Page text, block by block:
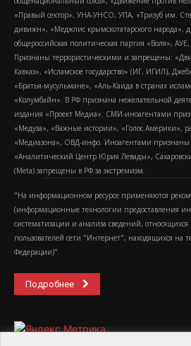
«Правый сектор», УНА-УНСО, УПА, «Тризуб им.
дивижн», «Меджлис крымскотатарского народа»,
общероссийская политическая партия «Воля»,
Признаны террористическими и запрещены:
Кавказ», «Исламское государство» (ИГ, ИГИЛ),
«Братья-мусульмане», «Аль-Каида в странах
«Колумбайн». В РФ признана нежелательной
издания «Проект Медиа». СМИ-иноагентами
«Медуза», «Важные истории», «Голос Америки»,
«Медиазона», ОВД-инфо. Иноагентами признаны
«Аналитический Центр Юрия Левады»,
(Metа) запрещены в РФ за экстремизм.
"На информационном ресурсе применяются
(информационные технологии предоставления
систематизации и анализа сведений,
пользователей сети "Интернет", находящихся на
Федерации)".
Подробнее